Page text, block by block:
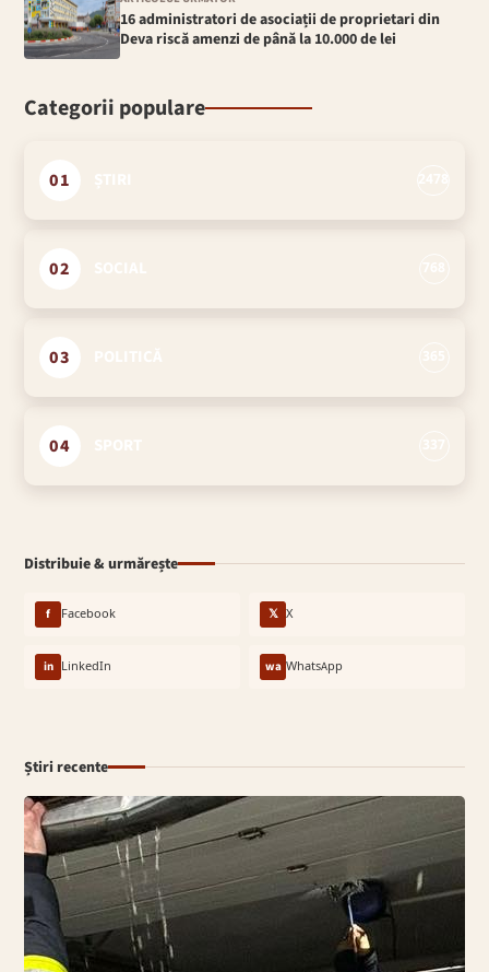
16 administratori de asociații de proprietari din
Deva riscă amenzi de până la 10.000 de lei
Categorii populare
01
02
03
04
Distribuie & urmărește
f Facebook 𝕏 X
in LinkedIn wa WhatsApp
Știri recente